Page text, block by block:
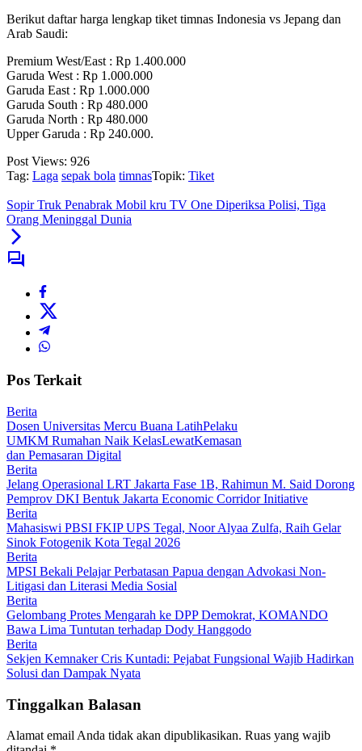
Berikut daftar harga lengkap tiket timnas Indonesia vs Jepang dan
Arab Saudi:
Premium West/East : Rp 1.400.000
Garuda West : Rp 1.000.000
Garuda East : Rp 1.000.000
Garuda South : Rp 480.000
Garuda North : Rp 480.000
Upper Garuda : Rp 240.000.
Post Views: 926
Tag: Laga sepak bola timnasTopik: Tiket
Sopir Truk Penabrak Mobil kru TV One Diperiksa Polisi, Tiga
Orang Meninggal Dunia
Pos Terkait
Berita
Dosen Universitas Mercu Buana LatihPelaku
UMKM Rumahan Naik KelasLewatKemasan
dan Pemasaran Digital
Berita
Jelang Operasional LRT Jakarta Fase 1B, Rahimun M. Said Dorong
Pemprov DKI Bentuk Jakarta Economic Corridor Initiative
Berita
Mahasiswi PBSI FKIP UPS Tegal, Noor Alyaa Zulfa, Raih Gelar
Sinok Fotogenik Kota Tegal 2026
Berita
MPSI Bekali Pelajar Perbatasan Papua dengan Advokasi Non-
Litigasi dan Literasi Media Sosial
Berita
Gelombang Protes Mengarah ke DPP Demokrat, KOMANDO
Bawa Lima Tuntutan terhadap Dody Hanggodo
Berita
Sekjen Kemnaker Cris Kuntadi: Pejabat Fungsional Wajib Hadirkan
Solusi dan Dampak Nyata
Tinggalkan Balasan
Alamat email Anda tidak akan dipublikasikan. Ruas yang wajib